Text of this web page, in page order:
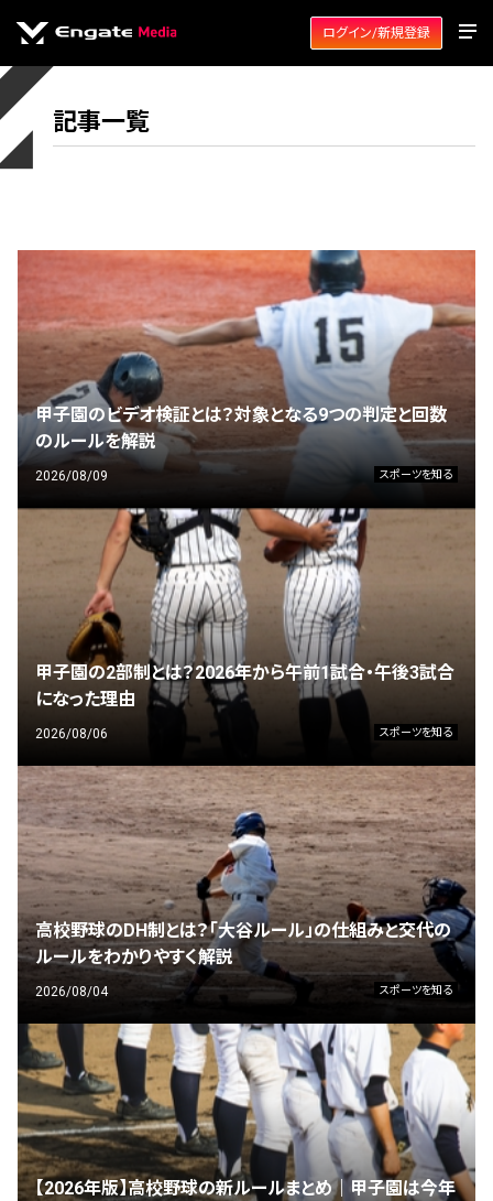
ログイン/新規登録
記事一覧
甲子園のビデオ検証とは？対象となる9つの判定と回数
のルールを解説
2026/08/09 スポーツを知る
甲子園の2部制とは？2026年から午前1試合・午後3試合
になった理由
2026/08/06 スポーツを知る
高校野球のDH制とは？「大谷ルール」の仕組みと交代の
ルールをわかりやすく解説
2026/08/04 スポーツを知る
【2026年版】高校野球の新ルールまとめ｜甲子園は今年